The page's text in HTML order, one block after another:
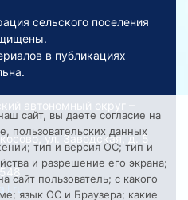
сельского поселения
в публикациях
автономный округ –
ул. Заводская, д. 5
сайт, вы даете согласие на
пользовательских данных
тип и версия ОС; тип и
и разрешение его экрана;
сайт пользователь; с какого
язык ОС и Браузера; какие